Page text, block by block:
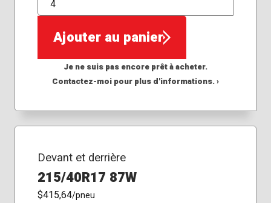
QTÉ
Ajouter au panier
Je ne suis pas encore prêt à acheter.
Contactez-moi pour plus d'informations. ›
Devant et derrière
215/40R17 87W
$415,64/pneu